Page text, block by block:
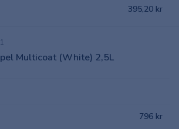
395,20 kr
Multicoat (White) 2,5L
796 kr